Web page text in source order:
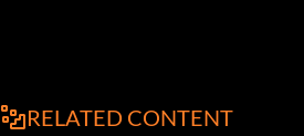
RELATED CONTENT